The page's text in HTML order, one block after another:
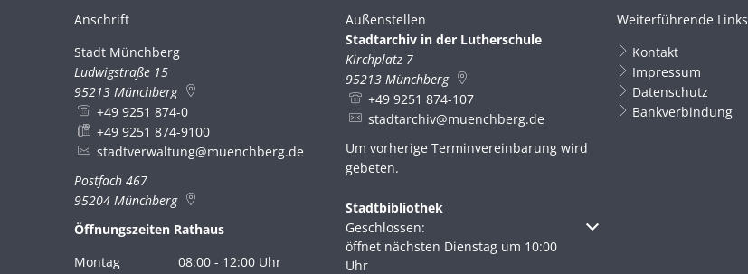
Anschrift
Stadt Münchberg
Ludwigstraße 15
95213 Münchberg
+49 9251 874-0
+49 9251 874-9100
stadtverwaltung@muenchberg.de
Postfach 467
95204 Münchberg
Öffnungszeiten Rathaus
Montag
08:00 - 12:00 Uhr
Außenstellen
Stadtarchiv in der Lutherschule
Kirchplatz 7
95213 Münchberg
+49 9251 874-107
stadtarchiv@muenchberg.de
Um vorherige Terminvereinbarung wird
gebeten.
Stadtbibliothek
Klicken, um weitere Öffnungs- oder Schließzeiten auszublenden
Geschlossen:
öffnet nächsten Dienstag um 10:00
Uhr
Weiterführende Links
Kontakt
Impressum
Datenschutz
Bankverbindung